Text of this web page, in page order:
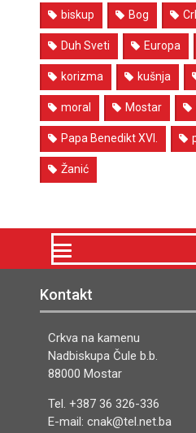
biskup Bog
Duh Sveti Europa
korizma kušnja
moral Mostar
Papa Benedikt XVI.
Žanić
Kontakt
Crkva na kamenu
Nadbiskupa Čule b.b.
88000 Mostar
Tel. +387 36 326-336
E-mail: cnak@tel.net.ba